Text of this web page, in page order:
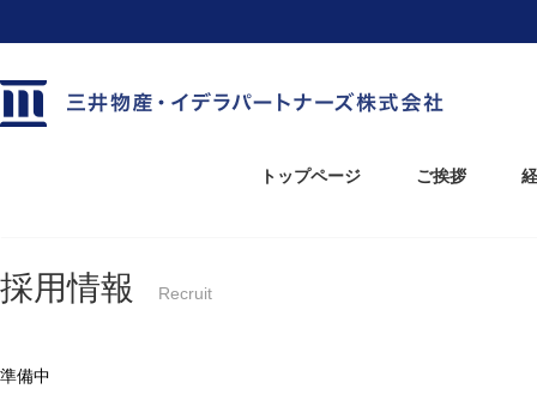
トップページ ご挨拶
採用情報 Recruit
準備中